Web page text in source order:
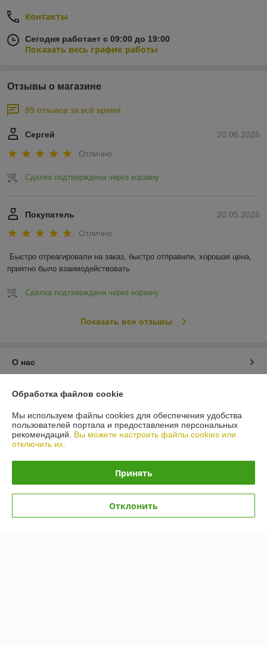
Контакты
Сегодня работает с 09:00 до 19:00
Показать весь график работы
Отзывы о магазине
89 отзывов за всё время
20.06.2026
Сергей
Отлично
Сделка подтверждена через корзину
20.05.2026
Покупатель
Отлично
Быстро отреагировали на заказ, быстро отправили, хорошая цена,
приятно было взаимодействовать
Сделка подтверждена через корзину
Показать все отзывы
О нас
Контакты
Доставка и оплата
График работы
Политика обработки cookies
Обработка файлов cookie
Мы используем файлы cookies для обеспечения удобства
пользователей портала и предоставления персональных
рекомендаций. Вы можете настроить файлы cookies или
отключить их.
Принять
Отклонить